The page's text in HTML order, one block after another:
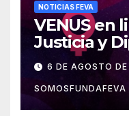
NOTICIAS FEVA
VENUS en
Justicia y
6 DE AGOSTO
SOMOSFUNDAFEVA